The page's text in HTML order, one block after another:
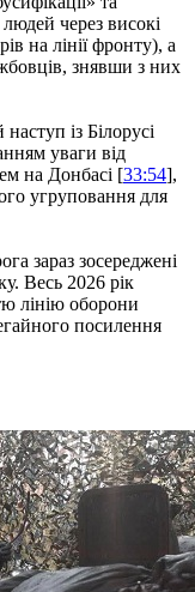
через високі
на лінії фронту), а
знявши з них
із Білорусі
уваги від
на Донбасі [33:54],
угруповання для
зараз зосереджені
Весь 2026 рік
лінію оборони
посилення